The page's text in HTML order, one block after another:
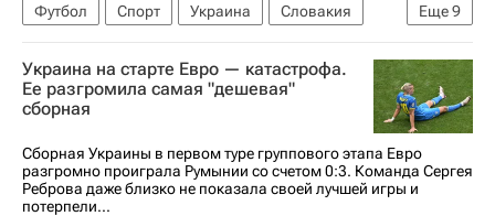
Еще9
Футбол Спорт Украина
Словакия
Дюссельдорф
Андрей Ярмоленко
Анатолий Трубин
Александр Зинченко
Бенфика
Анонсы и трансляции матчей
Евро-2024
Украина на старте Евро — катастрофа.
Ее разгромила самая "дешевая"
сборная
Сборная Украины в первом туре группового этапа Евро
разгромно проиграла Румынии со счетом 0:3. Команда Сергея
Реброва даже близко не показала своей лучшей игры и
потерпели...